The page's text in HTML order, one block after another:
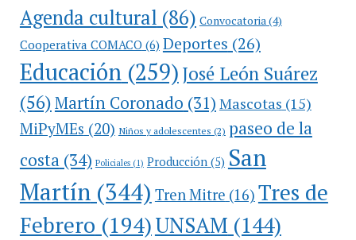
Agenda cultural (86) Convocatoria (4)
Cooperativa COMACO(6) Deportes (26)
Educación(259)José León Suárez
(56)Martín Coronado (31) Mascotas (15)
MiPyMEs (20) Niños y adolescentes (2) paseo de la
costa(34) Policiales(1) Producción(5) San
Martín(344) Tren Mitre (16) Tres de
Febrero (194)UNSAM (144)